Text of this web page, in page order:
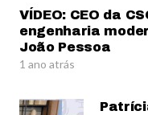
VÍDEO: CEO da
engenharia
João Pessoa
1 ano atrás